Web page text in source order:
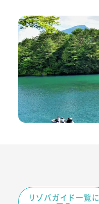
リゾバガイド一覧に